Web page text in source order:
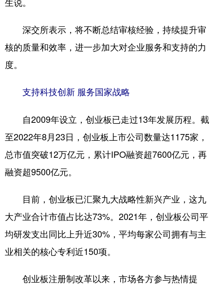
深交所表示，将不断总结审核经验，持续提升审
核的质量和效率，进一步加大对企业服务和支持的力
度。
支持科技创新 服务国家战略
自2009年设立，创业板已走过13年发展历程。截
至2022年8月23日，创业板上市公司数量达1175家，
总市值突破12万亿元，累计IPO融资超7600亿元，再
融资超9500亿元。
目前，创业板已汇聚九大战略性新兴产业，这九
大产业合计市值占比达73%。2021年，创业板公司平
均研发支出同比上升近30%，平均每家公司拥有与主
业相关的核心专利近150项。
创业板注册制改革以来，市场各方参与热情提